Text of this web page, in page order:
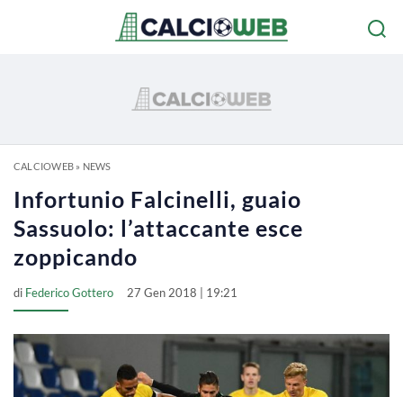
CALCIOWEB» NEWS
Infortunio Falcinelli, guaio
Sassuolo: l’attaccante esce
zoppicando
di Federico Gottero 27 Gen 2018 | 19:21